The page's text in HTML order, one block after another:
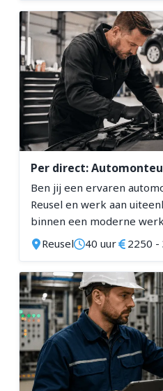
Groningen
Limburg
Noord-Brabant
Noord-Holland
Overijssel
Utrecht
Zeeland
Zuid-Holland
Opleiding
MBO
Per direct:
Ben jij een ervaren
Reusel en werk aan
binnen een moderne
Reusel
40 uur 2250 -